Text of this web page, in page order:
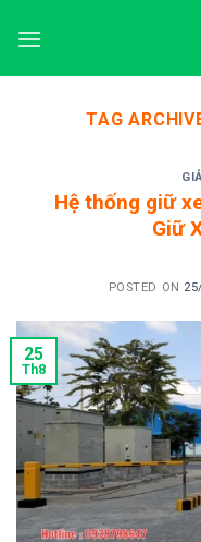
TAG
Hệ thống giữ
Giữ
POSTED ON
25
Th8